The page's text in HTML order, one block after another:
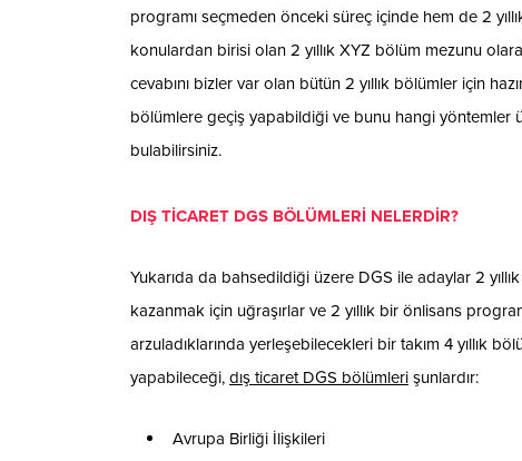
programı seçmeden önceki süreç içinde hem de 2
konulardan birisi olan 2 yıllık XYZ bölüm mezunu
cevabını bizler var olan bütün 2 yıllık bölümler için
bölümlere geçiş yapabildiği ve bunu hangi yöntemler
bulabilirsiniz.
DIŞ TİCARET DGS BÖLÜMLERİ NELERDİR?
Yukarıda da bahsedildiği üzere DGS ile adaylar 2
kazanmak için uğraşırlar ve 2 yıllık bir önlisans
arzuladıklarında yerleşebilecekleri bir takım 4 yıllık
yapabileceği, dış ticaret DGS bölümleri şunlardır:
Avrupa Birliği İlişkileri